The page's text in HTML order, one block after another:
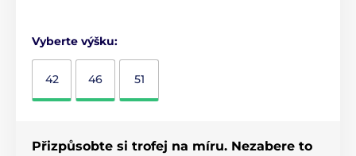
Vyberte výšku:
42 46 51
Přizpůsobte si trofej na míru. Nezabere to